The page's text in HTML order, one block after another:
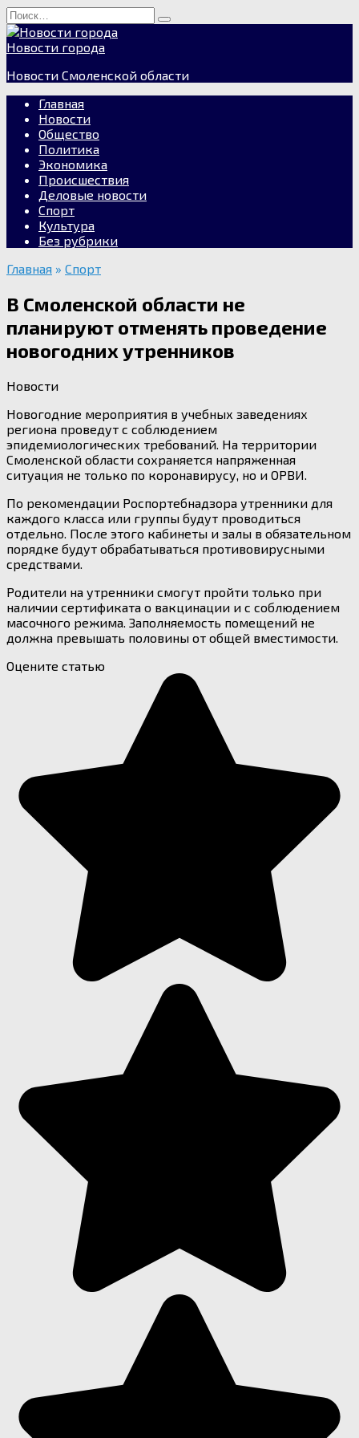
Перейти
к
содержанию
Search
for:
Новости города
Новости Смоленской области
Главная
Новости
Общество
Политика
Экономика
Происшествия
Деловые новости
Спорт
Культура
Без рубрики
Главная » Спорт
В Смоленской области не
планируют отменять проведение
новогодних утренников
Новости
Новогодние мероприятия в учебных заведениях
региона проведут с соблюдением
эпидемиологических требований. На территории
Смоленской области сохраняется напряженная
ситуация не только по коронавирусу, но и ОРВИ.
По рекомендации Роспортебнадзора утренники для
каждого класса или группы будут проводиться
отдельно. После этого кабинеты и залы в обязательном
порядке будут обрабатываться противовирусными
средствами.
Родители на утренники смогут пройти только при
наличии сертификата о вакцинации и с соблюдением
масочного режима. Заполняемость помещений не
должна превышать половины от общей вместимости.
Оцените статью